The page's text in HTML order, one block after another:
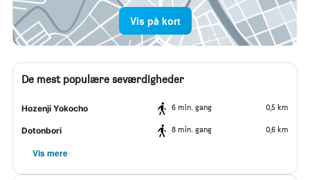
Vis på kort
De mest populære seværdigheder
Hozenji Yokocho 6 min. gang 0,5 km
Dotonbori 8 min. gang 0,6 km
Vis mere